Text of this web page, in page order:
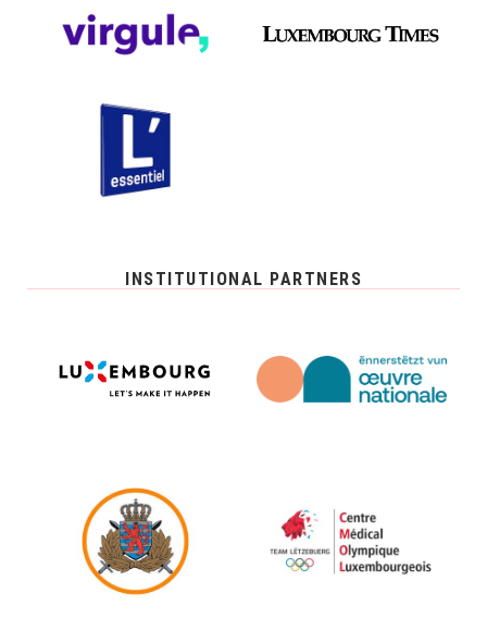
INSTITUTIONAL PARTNERS